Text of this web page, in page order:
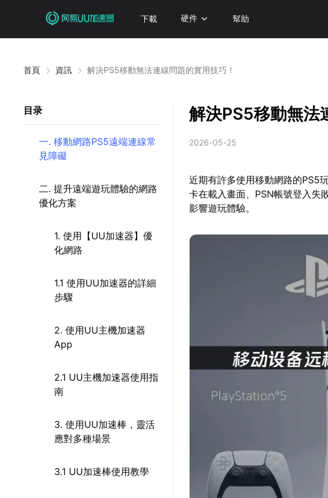
下載 硬件 幫助
首頁 資訊 解決PS5移動無法連線問題的實用技巧！
目录
一. 移動網路PS5遠端連線常
見障礙
二. 提升遠端遊玩體驗的網路
優化方案
1. 使用【UU加速器】優
化網路
1.1 使用UU加速器的詳細
步驟
2. 使用UU主機加速器
App
2.1 UU主機加速器使用指
南
3. 使用UU加速棒，靈活
應對多種場景
3.1 UU加速棒使用教學
解決PS5移動無法
2026-05-25
近期有許多使用移動網路的PS5
卡在載入畫面、PSN帳號登入失
影響遊玩體驗。